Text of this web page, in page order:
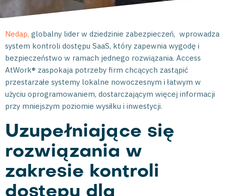
Nedap, globalny lider w dziedzinie zabezpieczeń, wprowadza
system kontroli dostępu SaaS, który zapewnia wygodę i
bezpieczeństwo w ramach jednego rozwiązania. Access
AtWork® zaspokaja potrzeby firm chcących zastąpić
przestarzałe systemy lokalne nowoczesnym i łatwym w
użyciu oprogramowaniem, dostarczającym więcej informacji
przy mniejszym poziomie wysiłku i inwestycji.
Uzupełniające się
rozwiązania w
zakresie kontroli
dostępu dla